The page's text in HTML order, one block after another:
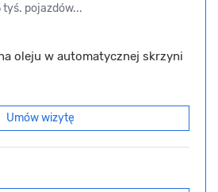
tyś. pojazdów...
oleju w automatycznej skrzyni
Umów wizytę